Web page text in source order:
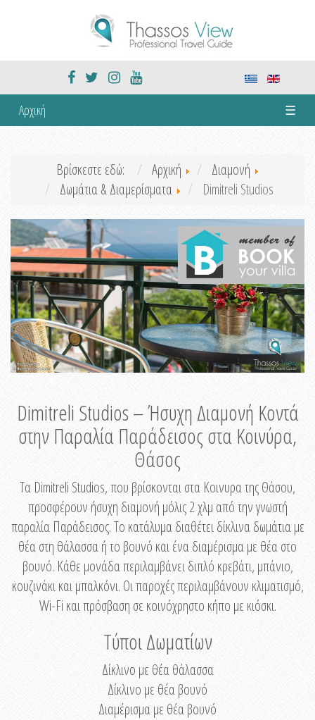
Αρχική ☰
Βρίσκεστε εδώ: Αρχική
Διαμονή
Δωμάτια & Διαμερίσματα
Dimitreli Studios
Dimitreli Studios – Ήσυχη Διαμονή Κοντά
στην Παραλία Παράδεισος στα Κοινύρα,
Θάσος
Τα Dimitreli Studios, που βρίσκονται στα Κοινυρα της Θάσου,
προσφέρουν ήσυχη διαμονή μόλις 2 χλμ από την γνωστή
παραλία Παράδεισος. Το κατάλυμα διαθέτει δίκλινα δωμάτια με
θέα στη θάλασσα ή το βουνό και ένα διαμέρισμα με θέα στο
βουνό. Κάθε μονάδα περιλαμβάνει διπλό κρεβάτι, μπάνιο,
κουζινάκι και μπαλκόνι. Οι παροχές περιλαμβάνουν κλιματισμό,
Wi-Fi και πρόσβαση σε κοινόχρηστο κήπο με κιόσκι.
Τύποι Δωματίων
Δίκλινο με θέα θάλασσα
Δίκλινο με θέα βουνό
Διαμέρισμα με θέα βουνό